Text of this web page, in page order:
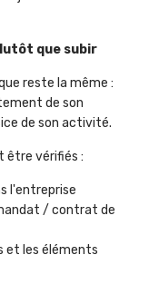
que subir
reste la même :
de son
de son activité.
être vérifiés :
l'entreprise
/ contrat de
et les éléments